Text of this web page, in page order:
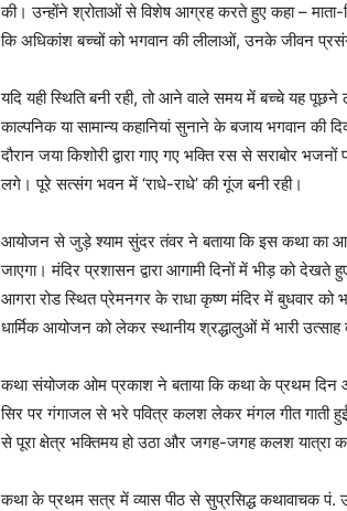
की। उन्होंने श्रोताओं से विशेष आग्रह करते हुए कहा –
कि अधिकांश बच्चों को भगवान की लीलाओं, उनके जीवन
यदि यही स्थिति बनी रही, तो आने वाले समय में बच्चे यह
काल्पनिक या सामान्य कहानियां सुनाने के बजाय भगवान
दौरान जया किशोरी द्वारा गाए गए भक्ति रस से सराबोर
लगे। पूरे सत्संग भवन में ‘राधे-राधे’ की गूंज बनी रही।
आयोजन से जुड़े श्याम सुंदर तंवर ने बताया कि इस कथा का
जाएगा। मंदिर प्रशासन द्वारा आगामी दिनों में भीड़ को
आगरा रोड स्थित प्रेमनगर के राधा कृष्ण मंदिर में बुधवार को
धार्मिक आयोजन को लेकर स्थानीय श्रद्धालुओं में भारी उत्साह
कथा संयोजक ओम प्रकाश ने बताया कि कथा के प्रथम दिन
सिर पर गंगाजल से भरे पवित्र कलश लेकर मंगल गीत गाती
से पूरा क्षेत्र भक्तिमय हो उठा और जगह-जगह कलश यात्रा का
कथा के प्रथम सत्र में व्यास पीठ से सुप्रसिद्ध कथावाचक पं.